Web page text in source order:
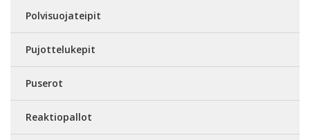
Polvisuojateipit
Pujottelukepit
Puserot
Reaktiopallot